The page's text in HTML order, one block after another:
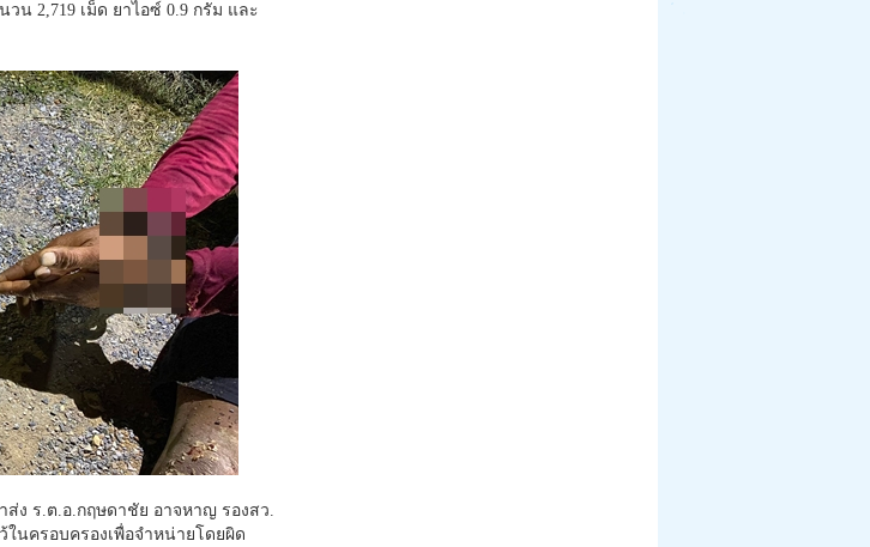
น 2,719 เม็ด ยาไอซ์ 0.9 กรัม และ
ง ร.ต.อ.กฤษดาชัย อาจหาญ รองสว.
นครอบครองเพื่อจำหน่ายโดยผิด